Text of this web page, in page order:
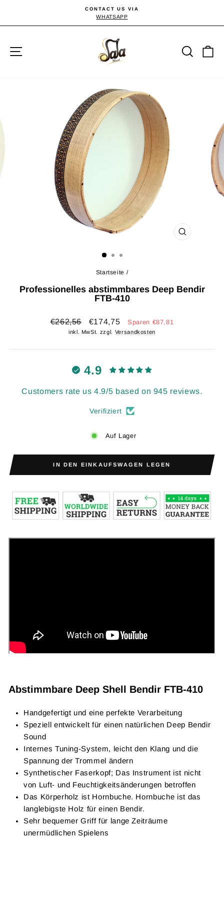
Inhalt
Pause
CONTACT US VIA
WHATSAPP
Suche
Startseite /
Professionelles abstimmbares Deep Bendir
FTB-410
Normaler
€262,56 Sonderpreis
€174,75 Sparen €87,81
inkl. MwSt. zzgl. Versandkosten
4.9
Customers rate us 4.9/5 based on 945 reviews.
Verifiziert
Auf Lager
IN DEN EINKAUFSWAGEN LEGEN
Abstimmbare Deep Shell Bendir FTB-410
Handgefertigt und eine perfekte Verarbeitung
Speziell entwickelt für einen natürlichen Deep Bendir
Sound
Internes Tuning-System, leicht den Klang und die
Spannung der Trommel ändern
Synthetischer Faserkopf; Das Instrument ist nicht
von Luft- und Feuchtigkeitsänderungen betroffen
Das Körperholz ist Hornbuche. Hornbuche ist das
langlebigste Holz für einen Bendir.
Sehr bequemer Griff für lange Zeiträume
unermüdlichen Spielens